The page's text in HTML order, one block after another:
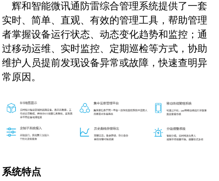
辉和智能微讯通防雷综合管理系统提供了一套
实时、简单、直观、有效的管理工具，帮助管理
者掌握设备运行状态、动态变化趋势和监控；通
过移动运维、实时监控、定期巡检等方式，协助
维护人员提前发现设备异常或故障，快速查明异
常原因。
系统特点